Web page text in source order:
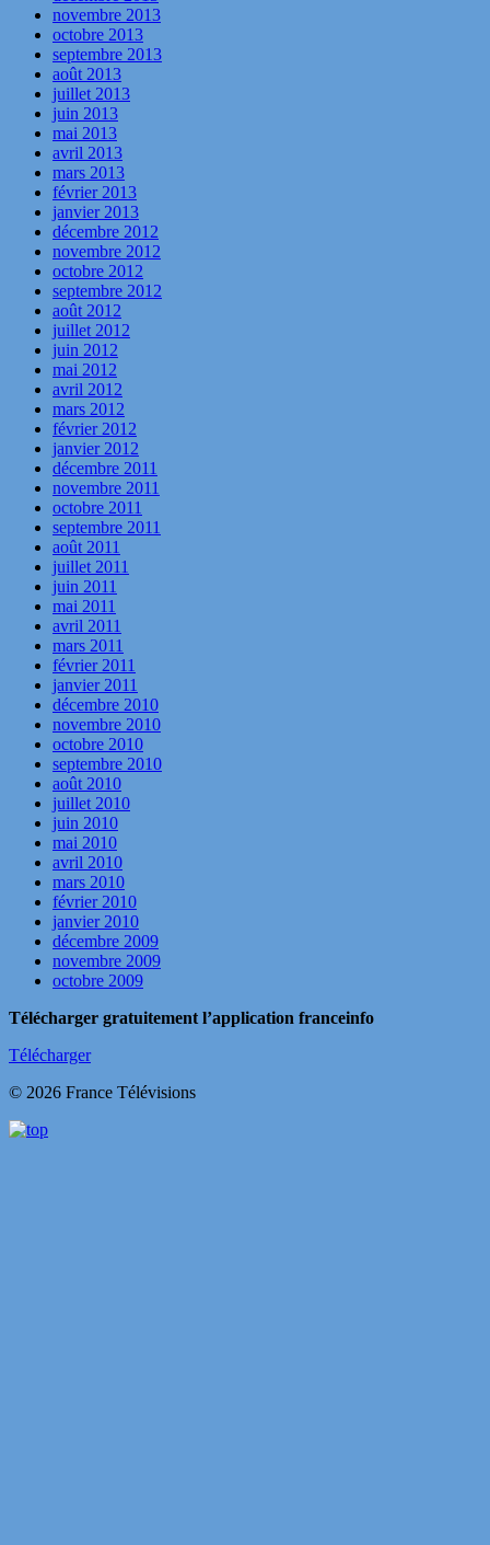
novembre 2013
octobre 2013
septembre 2013
août 2013
juillet 2013
juin 2013
mai 2013
avril 2013
mars 2013
février 2013
janvier 2013
décembre 2012
novembre 2012
octobre 2012
septembre 2012
août 2012
juillet 2012
juin 2012
mai 2012
avril 2012
mars 2012
février 2012
janvier 2012
décembre 2011
novembre 2011
octobre 2011
septembre 2011
août 2011
juillet 2011
juin 2011
mai 2011
avril 2011
mars 2011
février 2011
janvier 2011
décembre 2010
novembre 2010
octobre 2010
septembre 2010
août 2010
juillet 2010
juin 2010
mai 2010
avril 2010
mars 2010
février 2010
janvier 2010
décembre 2009
novembre 2009
octobre 2009
Télécharger gratuitement l’application franceinfo
Télécharger
© 2026 France Télévisions